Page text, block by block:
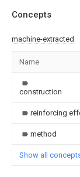
Concepts
machine-extracted
Name
construction
reinforcing
method
Show all